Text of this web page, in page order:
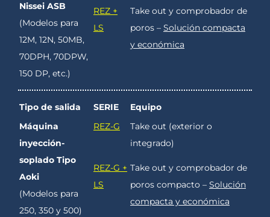
Nissei ASB
(Modelos para
12M, 12N, 50MB,
70DPH, 70DPW,
150 DP, etc.)
REZ +
LS
Take out y comprobador de
poros – Solución compacta
y económica
Tipo de salida SERIE
Equipo
Máquina
inyección-
soplado Tipo
Aoki
(Modelos para
250, 350 y 500)
REZ-G
Take out (exterior o
integrado)
REZ-G +
LS
Take out y comprobador de
poros compacto – Solución
compacta y económica